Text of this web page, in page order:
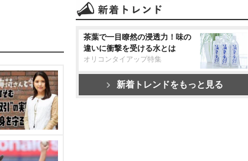
茶葉で一目瞭然の浸透力！味の
違いに衝撃を受ける水とは
オリコンタイアップ特集
新着トレンドをもっと見る